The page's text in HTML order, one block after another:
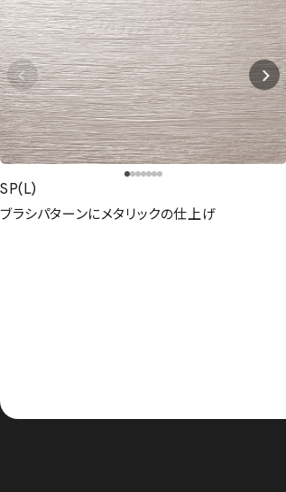
SP(L)
ブラシパターンにメタリックの仕上げ